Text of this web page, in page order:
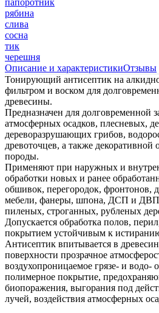
папоротник
рябина
слива
сосна
тик
черешня
Описание и характеристикиОтзывы
Тонирующий антисептик на
фильтром и воском для
древесины.
Предназначен для долговременной
атмосферных осадков, плесневых,
дереворазрушающих грибов,
древоточцев, а также декоративной
породы.
Применяют при наружных и
обработки новых и ранее
обшивок, перегородок, фронтонов,
мебели, фанеры, шпона, ДСП и ДВП,
пиленых, строганных, рубленых
Допускается обработка полов,
покрытием устойчивым к
Антисептик впитывается в
поверхности прозрачное
воздухопроницаемое грязе- и водо-
полимерное покрытие,
биопоражения, выгорания под
лучей, воздействия атмосферных